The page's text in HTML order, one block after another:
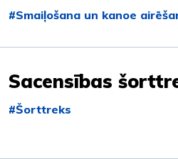
#Smaiļošana un kanoe
Sacensības
#Šorttreks